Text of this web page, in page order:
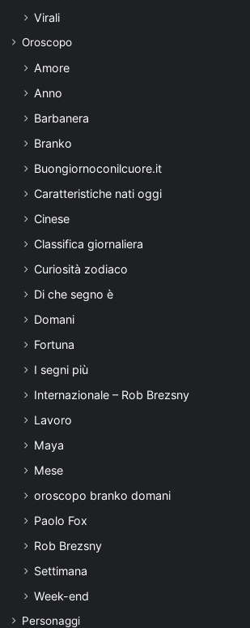
Virali
Oroscopo
Amore
Anno
Barbanera
Branko
Buongiornoconilcuore.it
Caratteristiche nati oggi
Cinese
Classifica giornaliera
Curiosità zodiaco
Di che segno è
Domani
Fortuna
I segni più
Internazionale – Rob Brezsny
Lavoro
Maya
Mese
oroscopo branko domani
Paolo Fox
Rob Brezsny
Settimana
Week-end
Personaggi